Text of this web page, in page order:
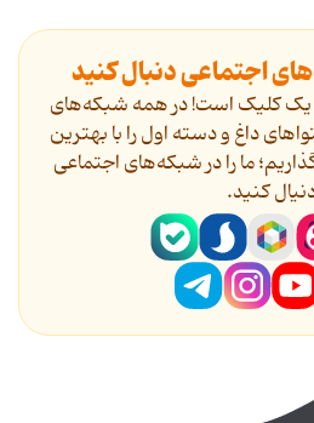
اجتماعی دنبال کنید
یک کلیک است! در همه شبکه‌های
داغ و دسته اول را با بهترین
ما را در شبکه‌های اجتماعی
کنید.